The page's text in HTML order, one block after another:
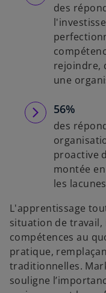
des
rejoindre,
une
56%
des
proactive
montée
les
L'apprentissage
situation de
compétences au
pratique,
traditionnelles.
souligne